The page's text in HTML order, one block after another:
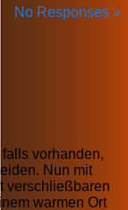
No Responses »
vorhanden,
Nun mit
verschließbaren
warmen Ort